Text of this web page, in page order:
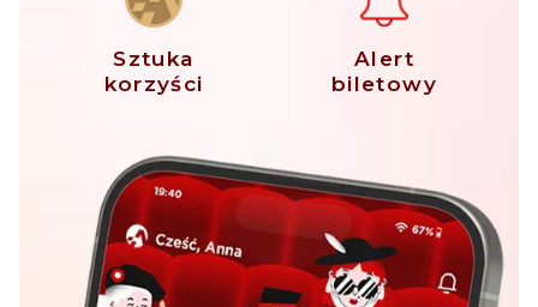
Sztuka
korzyści
Alert
biletowy